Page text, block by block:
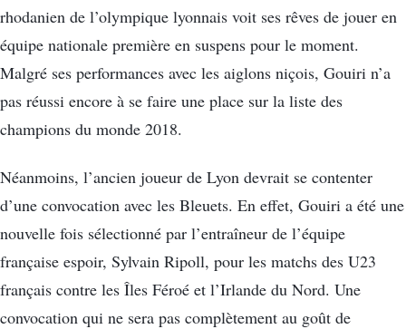
rhodanien de l’olympique lyonnais voit ses rêves de jouer en
équipe nationale première en suspens pour le moment.
Malgré ses performances avec les aiglons niçois, Gouiri n’a
pas réussi encore à se faire une place sur la liste des
champions du monde 2018.
Néanmoins, l’ancien joueur de Lyon devrait se contenter
d’une convocation avec les Bleuets. En effet, Gouiri a été une
nouvelle fois sélectionné par l’entraîneur de l’équipe
française espoir, Sylvain Ripoll, pour les matchs des U23
français contre les Îles Féroé et l’Irlande du Nord. Une
convocation qui ne sera pas complètement au goût de